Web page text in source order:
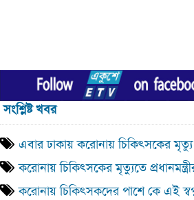
সংশ্লিষ্ট খবর
এবার ঢাকায় করোনায় চিকিৎসকের মৃত্যু
করোনায় চিকিৎসকের মৃত্যুতে
করোনায় চিকিৎসকদের পাশে কে এই